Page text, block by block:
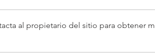
al propietario del sitio para obtener